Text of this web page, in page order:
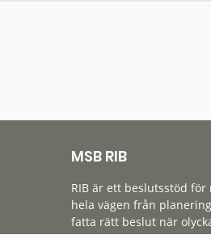
MSB RIB
RIB är ett beslutsstöd
hela vägen från
fatta rätt beslut när